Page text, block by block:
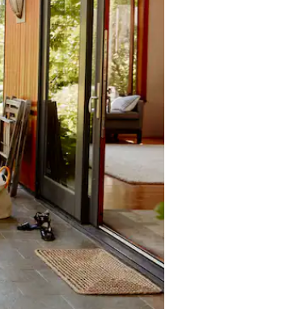
y hacia abajo, o bien tocando y deslizando la pantalla.